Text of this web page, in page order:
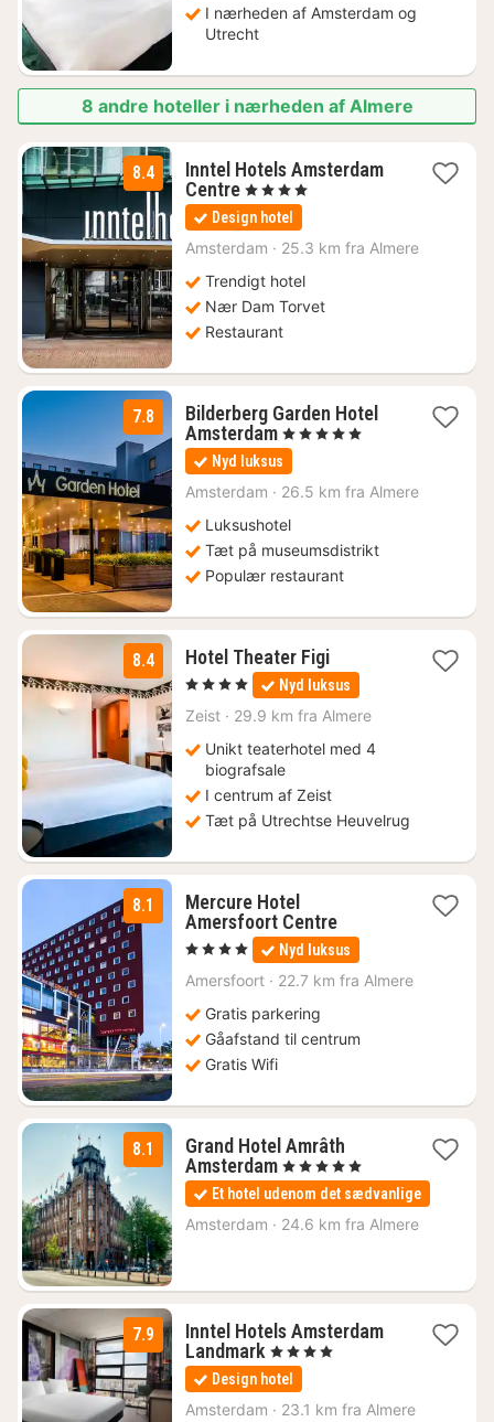
I nærheden af Amsterdam og
Utrecht
8 andre hoteller i nærheden af Almere
8.4
Inntel Hotels Amsterdam
Centre1
nat
fra
1413
, 4 Stjerner
Design hotel
Amsterdam · 25.3 km fra Almere
Trendigt hotel
Nær Dam Torvet
Restaurant
7.8
Bilderberg Garden Hotel
Amsterdam1
nat
fra
968
, 5 Stjerner
Nyd luksus
Amsterdam · 26.5 km fra Almere
Luksushotel
Tæt på museumsdistrikt
Populær restaurant
8.4 Hotel Theater Figi1
nat
fra
724
, 4 Stjerner Nyd luksus
Zeist · 29.9 km fra Almere
Unikt teaterhotel med 4
biografsale
I centrum af Zeist
Tæt på Utrechtse Heuvelrug
8.1
Mercure Hotel
Amersfoort Centre1
nat
fra
1047
, 4 Stjerner Nyd luksus
Amersfoort · 22.7 km fra Almere
Gratis parkering
Gåafstand til centrum
Gratis Wifi
8.1
Grand Hotel Amrâth
Amsterdam1
nat
fra
1618
, 5 Stjerner
Et hotel udenom det sædvanlige
Amsterdam · 24.6 km fra Almere
7.9
Inntel Hotels Amsterdam
Landmark 1
nat
fra
1060
, 4 Stjerner
Design hotel
Amsterdam · 23.1 km fra Almere